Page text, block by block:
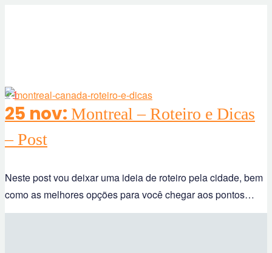
01
25 nov: Montreal – Roteiro e Dicas
– Post
Neste post vou deixar uma ideia de roteiro pela cidade, bem
como as melhores opções para você chegar aos pontos…